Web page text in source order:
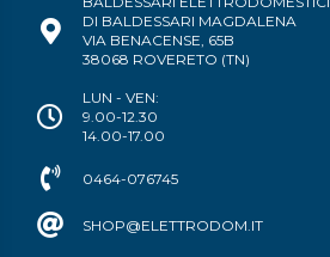
DI BALDESSARI MAGDALENA
VIA BENACENSE, 65B
38068 ROVERETO (TN)
LUN - VEN:
9.00-12.30
14.00-17.00
0464-076745
SHOP@ELETTRODOM.IT